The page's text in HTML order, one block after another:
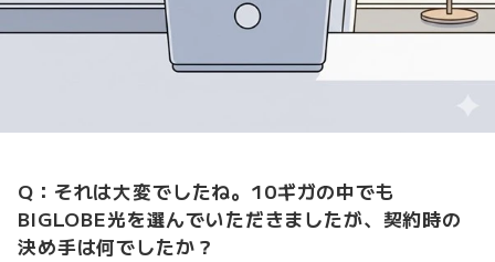
Q：それは大変でしたね。10ギガの中でも
BIGLOBE光を選んでいただきましたが、契約時の
決め手は何でしたか？